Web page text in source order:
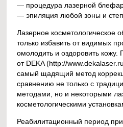
— процедура лазерной
— эпиляция любой зоны и
Лазерное косметологическое
только избавить от видимых
омолодить и оздоровить
от DEKA (http://
самый щадящий метод
сравнению не только с
методами, но и некоторыми
косметологическими
Реабилитационный период